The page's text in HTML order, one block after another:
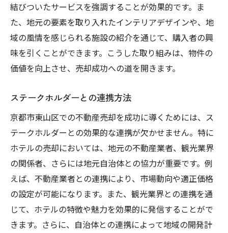
結びついたサービスを強調することが効果的です。ま
た、地元の要素を取り入れたインテリアデザインや、地
域の風情を感じられる施設の紹介を通じて、購入者の興
味を引くことができます。こうした取り組みは、物件の
価値を向上させ、売却成功への道を開きます。
ステークホルダーとの連携方法
京都市東山区での不動産売却を成功に導くためには、ス
テークホルダーとの効果的な連携が欠かせません。特に
ホテルの売却においては、地元の不動産業者、観光業界
の関係者、さらには地元自治体との協力が重要です。例
えば、不動産業者との連携により、市場動向や適正価格
の設定が可能になります。また、観光業界との連携を通
じて、ホテルの特徴や魅力を効果的に発信することがで
きます。さらに、自治体との連携によって地域の開発計